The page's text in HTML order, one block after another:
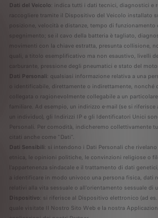
Dati del Veicolo: indica tutti i dati tecnici, diagnostici e
raccogliere tramite il Dispositivo del Veicolo installato
posizione, velocità e distanze, tempo di funzionamento
spegnimento; se il cavo della batteria è tagliato,
movimenti con la chiave estratta, presunta collisione,
quali, a titolo esemplificativo ma non esaustivo, livelli
carburante, pressione degli pneumatici e stato del
Dati Personali: qualsiasi informazione relativa a una
o identificabile, direttamente o indirettamente, nonché
collegata o ragionevolmente collegabile a un
familiare. Ad esempio, un indirizzo e-mail (se si
un individuo), gli Indirizzi IP e gli Identificatori Unici
Personali. Per comodità, indicheremo collettivamente
citati anche come "Dati".
Dati Sensibili: si intendono i Dati Personali che
etnica, le opinioni politiche, le convinzioni religiose o
l'appartenenza sindacale e il trattamento di dati
a identificare in modo univoco una persona fisica, dati
relativi alla vita sessuale o all'orientamento sessuale di
Dispositivo: si riferisce al Dispositivo elettronico (ad
quale visitate Il Nostro Sito Web e la nostra